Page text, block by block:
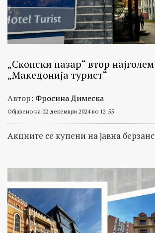
„Скопски пазар“ втор
„Македонија турист“
Автор: Фросина Димеска
Објавено на 02 декември 2024 во 12:55
Акциите се купени на јавна